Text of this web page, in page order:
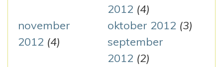
2012 (4)
november
2012 (4)
oktober 2012 (3)
september
2012 (2)